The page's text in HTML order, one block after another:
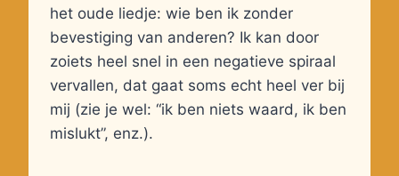
het oude liedje: wie ben ik zonder
bevestiging van anderen? Ik kan door
zoiets heel snel in een negatieve spiraal
vervallen, dat gaat soms echt heel ver bij
mij (zie je wel: “ik ben niets waard, ik ben
mislukt”, enz.).